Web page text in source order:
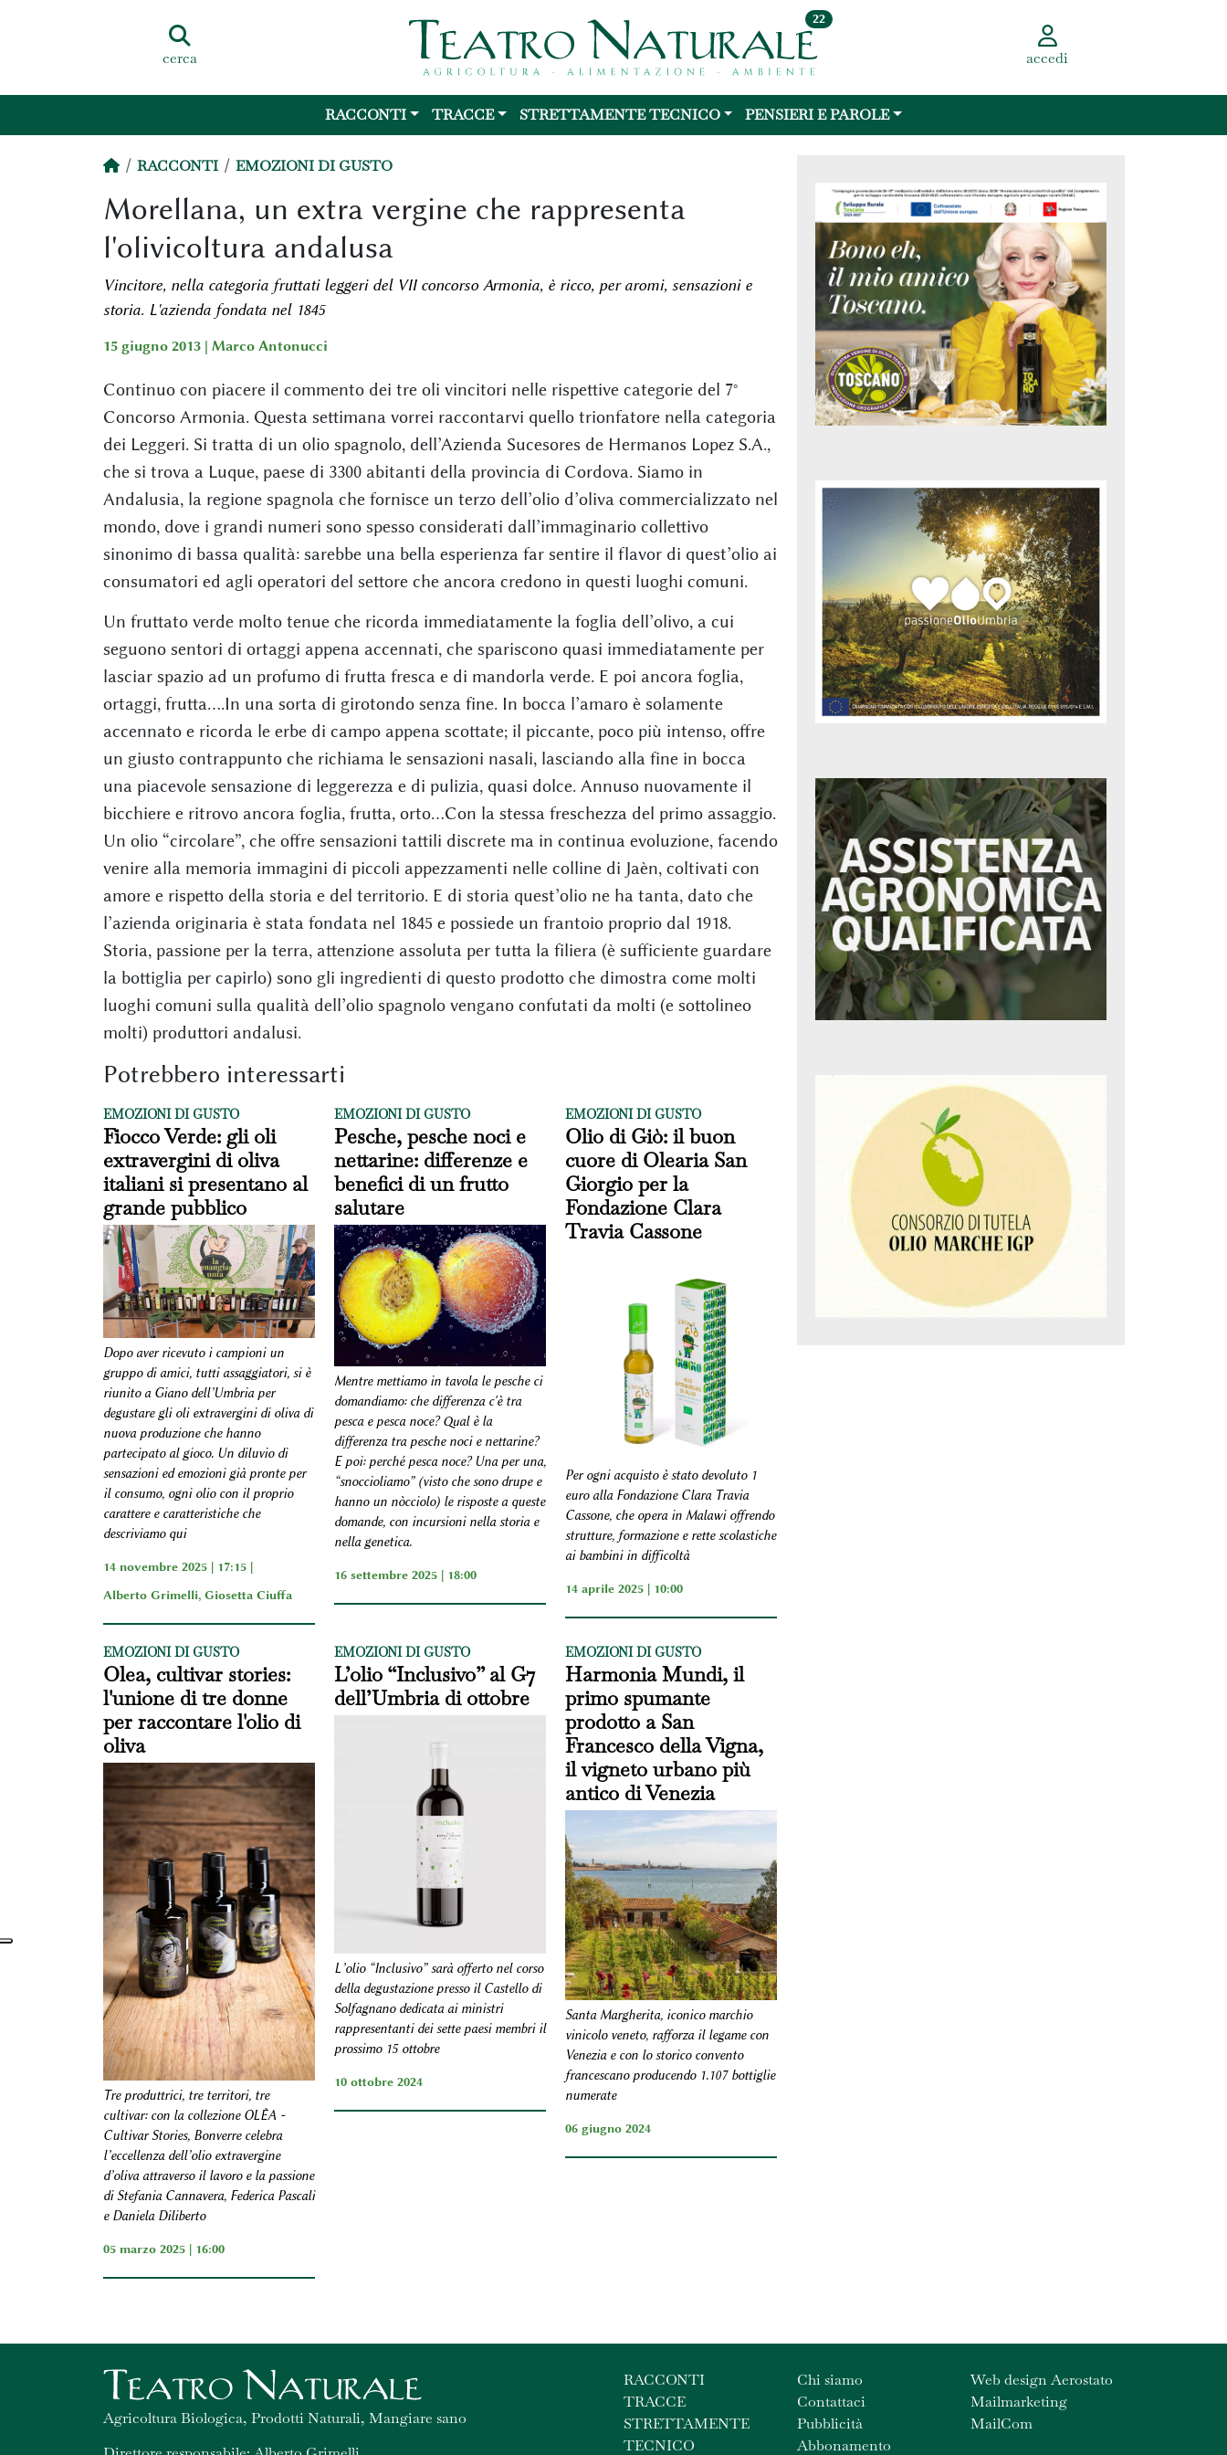
cerca
22
accedi
RACCONTI TRACCE STRETTAMENTE TECNICO PENSIERI E PAROLE
RACCONTI EMOZIONI DI GUSTO
Morellana, un extra vergine che rappresenta
l'olivicoltura andalusa
Vincitore, nella categoria fruttati leggeri del VII concorso Armonia, è ricco, per aromi, sensazioni e
storia. L'azienda fondata nel 1845
15 giugno 2013 | Marco Antonucci
Continuo con piacere il commento dei tre oli vincitori nelle rispettive categorie del 7°
Concorso Armonia. Questa settimana vorrei raccontarvi quello trionfatore nella categoria
dei Leggeri. Si tratta di un olio spagnolo, dell’Azienda Sucesores de Hermanos Lopez S.A.,
che si trova a Luque, paese di 3300 abitanti della provincia di Cordova. Siamo in
Andalusia, la regione spagnola che fornisce un terzo dell’olio d’oliva commercializzato nel
mondo, dove i grandi numeri sono spesso considerati dall’immaginario collettivo
sinonimo di bassa qualità: sarebbe una bella esperienza far sentire il flavor di quest’olio ai
consumatori ed agli operatori del settore che ancora credono in questi luoghi comuni.
Un fruttato verde molto tenue che ricorda immediatamente la foglia dell’olivo, a cui
seguono sentori di ortaggi appena accennati, che spariscono quasi immediatamente per
lasciar spazio ad un profumo di frutta fresca e di mandorla verde. E poi ancora foglia,
ortaggi, frutta….In una sorta di girotondo senza fine. In bocca l’amaro è solamente
accennato e ricorda le erbe di campo appena scottate; il piccante, poco più intenso, offre
un giusto contrappunto che richiama le sensazioni nasali, lasciando alla fine in bocca
una piacevole sensazione di leggerezza e di pulizia, quasi dolce. Annuso nuovamente il
bicchiere e ritrovo ancora foglia, frutta, orto…Con la stessa freschezza del primo assaggio.
Un olio “circolare”, che offre sensazioni tattili discrete ma in continua evoluzione, facendo
venire alla memoria immagini di piccoli appezzamenti nelle colline di Jaèn, coltivati con
amore e rispetto della storia e del territorio. E di storia quest’olio ne ha tanta, dato che
l’azienda originaria è stata fondata nel 1845 e possiede un frantoio proprio dal 1918.
Storia, passione per la terra, attenzione assoluta per tutta la filiera (è sufficiente guardare
la bottiglia per capirlo) sono gli ingredienti di questo prodotto che dimostra come molti
luoghi comuni sulla qualità dell’olio spagnolo vengano confutati da molti (e sottolineo
molti) produttori andalusi.
Potrebbero interessarti
EMOZIONI DI GUSTO
Fiocco Verde: gli oli
extravergini di oliva
italiani si presentano al
grande pubblico
Dopo aver ricevuto i campioni un
gruppo di amici, tutti assaggiatori, si è
riunito a Giano dell’Umbria per
degustare gli oli extravergini di oliva di
nuova produzione che hanno
partecipato al gioco. Un diluvio di
sensazioni ed emozioni già pronte per
il consumo, ogni olio con il proprio
carattere e caratteristiche che
descriviamo qui
14 novembre 2025 | 17:15 |
Alberto Grimelli, Giosetta Ciuffa
EMOZIONI DI GUSTO
Pesche, pesche noci e
nettarine: differenze e
benefici di un frutto
salutare
Mentre mettiamo in tavola le pesche ci
domandiamo: che differenza c'è tra
pesca e pesca noce? Qual è la
differenza tra pesche noci e nettarine?
E poi: perché pesca noce? Una per una,
“snoccioliamo” (visto che sono drupe e
hanno un nòcciolo) le risposte a queste
domande, con incursioni nella storia e
nella genetica.
16 settembre 2025 | 18:00
EMOZIONI DI GUSTO
Olio di Giò: il buon
cuore di Olearia San
Giorgio per la
Fondazione Clara
Travia Cassone
Per ogni acquisto è stato devoluto 1
euro alla Fondazione Clara Travia
Cassone, che opera in Malawi offrendo
strutture, formazione e rette scolastiche
ai bambini in difficoltà
14 aprile 2025 | 10:00
EMOZIONI DI GUSTO
Olea, cultivar stories:
l'unione di tre donne
per raccontare l'olio di
oliva
Tre produttrici, tre territori, tre
cultivar: con la collezione OLÈA -
Cultivar Stories, Bonverre celebra
l’eccellenza dell’olio extravergine
d’oliva attraverso il lavoro e la passione
di Stefania Cannavera, Federica Pascali
e Daniela Diliberto
05 marzo 2025 | 16:00
EMOZIONI DI GUSTO
L’olio “Inclusivo” al G7
dell’Umbria di ottobre
L’olio “Inclusivo” sarà offerto nel corso
della degustazione presso il Castello di
Solfagnano dedicata ai ministri
rappresentanti dei sette paesi membri il
prossimo 15 ottobre
10 ottobre 2024
EMOZIONI DI GUSTO
Harmonia Mundi, il
primo spumante
prodotto a San
Francesco della Vigna,
il vigneto urbano più
antico di Venezia
Santa Margherita, iconico marchio
vinicolo veneto, rafforza il legame con
Venezia e con lo storico convento
francescano producendo 1.107 bottiglie
numerate
06 giugno 2024
Agricoltura Biologica, Prodotti Naturali, Mangiare sano
RACCONTI
TRACCE
STRETTAMENTE
TECNICO
Chi siamo
Contattaci
Pubblicità
Abbonamento
Web design Aerostato
Mailmarketing
MailCom